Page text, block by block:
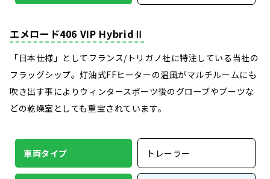
エメロード406 VIP HybridⅡ
「日本仕様」としてフランス/トリガノ社に特注している当社の
フラッグシップ。灯油式FFヒーターの温風がマルチルームにも
吹き出す事によりウィンタースポーツ後のグローブやブーツな
どの乾燥室としても重宝されています。
車両タイプ トレーラー